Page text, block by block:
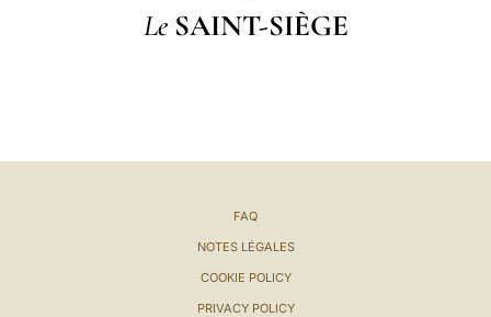
Le SAINT-SIÈGE
FAQ
NOTES LÉGALES
COOKIE POLICY
PRIVACY POLICY